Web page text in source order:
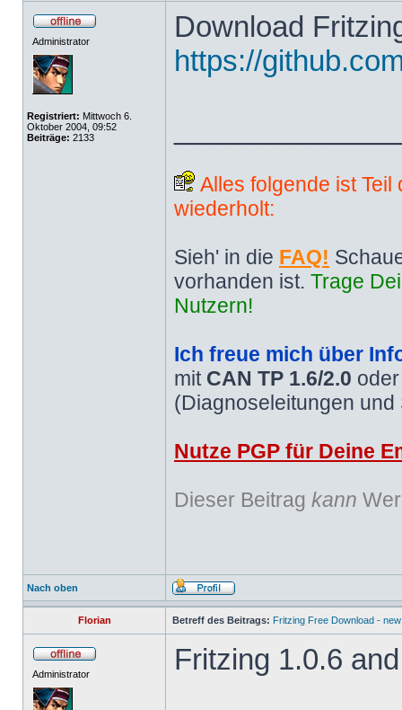
Administrator
Registriert: Mittwoch 6.
Oktober 2004, 09:52
Beiträge: 2133
Download
https://
Alles folgende ist
wiederholt:
Sieh' in die FAQ!
vorhanden ist. Trage
Nutzern!
Ich freue mich über
mit CAN TP 1.6/2.0
(Diagnoseleitungen
Nutze PGP für Deine
Dieser Beitrag kann
Nach oben
Florian Betreff des Beitrags: Fritzing Free Download -
Administrator Fritzing 1.0.6